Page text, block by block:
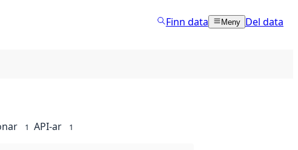
Finn data Meny Del data
1 API-ar 1